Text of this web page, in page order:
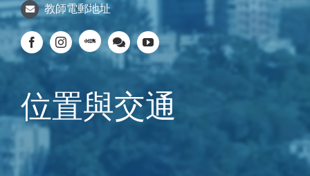
教師電郵地址
位置與交通